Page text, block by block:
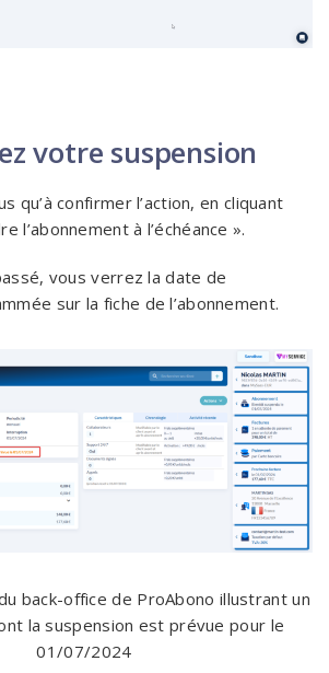
votre suspension
qu’à confirmer l’action, en cliquant
l’abonnement à l’échéance ».
vous verrez la date de
sur la fiche de l’abonnement.
back-office de ProAbono illustrant un
la suspension est prévue pour le
01/07/2024